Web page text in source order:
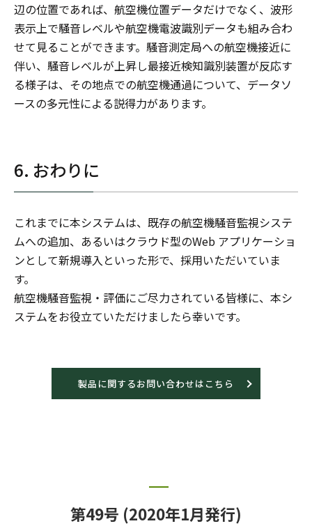
辺の位置であれば、航空機位置データだけでなく、波形
表示上で騒音レベルや航空機電波識別データも組み合わ
せて見ることができます。騒音測定局への航空機接近に
伴い、騒音レベルが上昇し最接近検知識別装置が反応す
る様子は、その地点での航空機通過について、データソ
ースの多元性による説得力があります。
6. おわりに
これまでに本システムは、既存の航空機騒音監視システ
ムへの追加、あるいはクラウド型のWeb アプリケーショ
ンとして新規導入といった形で、採用いただいていま
す。
航空機騒音監視・評価にご尽力されている皆様に、本シ
ステムをお役立ていただけましたら幸いです。
製品に関するお問い合わせはこちら
第49号 (2020年1月発行)